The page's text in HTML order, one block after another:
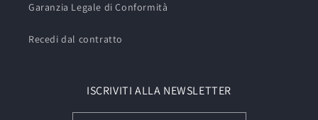
Garanzia Legale di Conformità
Recedi dal contratto
ISCRIVITI ALLA NEWSLETTER